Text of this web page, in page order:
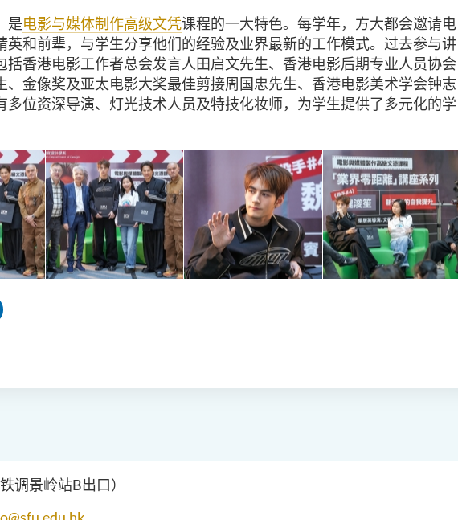
是电影与媒体制作高级文凭课程的一大特色。每学年，方大都会邀请电
英和前辈，与学生分享他们的经验及业界最新的工作模式。过去参与讲
括香港电影工作者总会发言人田启文先生、香港电影后期专业人员协会
、金像奖及亚太电影大奖最佳剪接周国忠先生、香港电影美术学会钟志
多位资深导演、灯光技术人员及特技化妆师，为学生提供了多元化的学
调景岭站B出口）